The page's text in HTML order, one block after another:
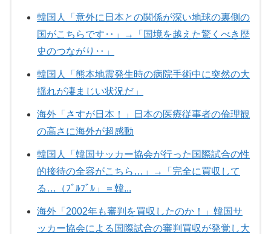
韓国人「意外に日本との関係が深い地球の裏側の
国がこちらです‥」→「国境を越えた驚くべき歴
史のつながり‥」
韓国人「熊本地震発生時の病院手術中に突然の大
揺れが凄まじい状況だ」
海外「さすが日本！」日本の医療従事者の倫理観
の高さに海外が超感動
韓国人「韓国サッカー協会が行った国際試合の性
的接待の全容がこちら…」→「完全に買収して
る…（ﾌﾞﾙﾌﾞﾙ」＝韓...
海外「2002年も審判を買収したのか！」韓国サ
ッカー協会による国際試合の審判買収が発覚し大